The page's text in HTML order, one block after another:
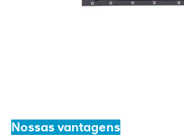
Nossas vantagens